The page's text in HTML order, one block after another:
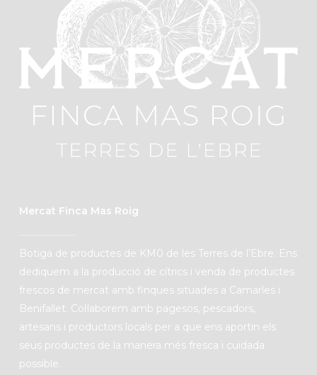
Mercat Finca Mas Roig
Botiga de productes de KM0 de les Terres de l’Ebre. Ens
dediquem a la producció de cítrics i venda de productes
frescos de mercat amb finques situades a Camarles i
Benifallet. Col·laborem amb pagesos, pescadors,
artesans i productors locals per a que ens aportin els
seus productes de la manera més fresca i cuidada
possible.